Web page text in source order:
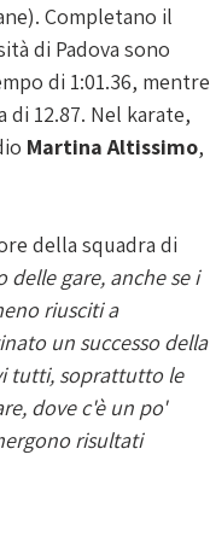
Completano il
di Padova sono
di 1:01.36, mentre
12.87. Nel karate,
Martina Altissimo,
della squadra di
gare, anche se i
riusciti a
un successo della
tutti, soprattutto le
dove c'è un po'
risultati